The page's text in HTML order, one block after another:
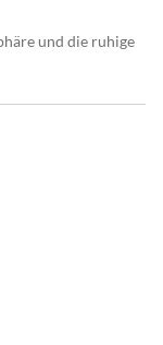
und die ruhige